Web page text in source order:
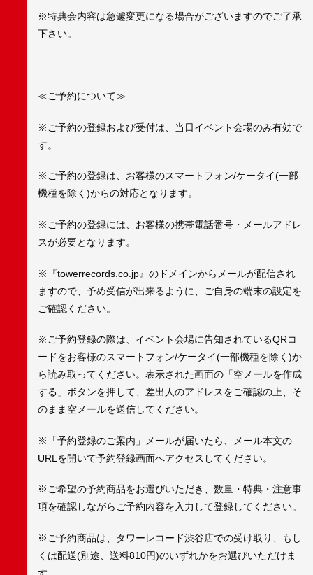
※特典会内容は急遽変更になる場合がございますのでご了承
下さい。
≪ご予約について≫
※ご予約の登録および受付は、当日イベント会場のみ有効で
す。
※ご予約の登録は、お客様のスマートフォン/ケータイ(一部
機種を除く)からの対応となります。
※ご予約の登録には、お客様の携帯電話番号・メールアドレ
スが必要となります。
※『towerrecords.co.jp』のドメインからメールが配信され
ますので、予め受信が出来るように、ご自身の端末の設定を
ご確認ください。
※ご予約登録の際は、イベント会場に告知されているQRコ
ードをお客様のスマートフォン/ケータイ(一部機種を除く)か
ら読み取ってください。表示された画面の「空メールを作成
する」ボタンを押して、差出人のアドレスをご確認の上、そ
のまま空メールを送信してください。
※「予約登録のご案内」メールが届いたら、メール本文の
URLを開いて予約登録画面へアクセスしてください。
※ご希望の予約商品をお選びいただき、数量・特典・注意事
項を確認しながらご予約内容を入力して登録してください。
※ご予約商品は、タワーレコード渋谷店での受け取り、もし
くは配送(別途、送料810円)のいずれかをお選びいただけま